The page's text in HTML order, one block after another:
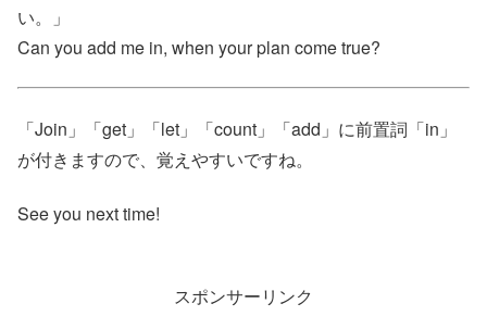
い。」
Can you add me in, when your plan come true?
「Join」「get」「let」「count」「add」に前置詞「in」
が付きますので、覚えやすいですね。
See you next time!
スポンサーリンク